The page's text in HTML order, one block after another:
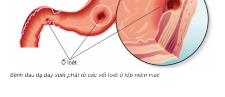
Bệnh đau dạ dày xuất phát từ các vết loét ở lớp niêm mạc